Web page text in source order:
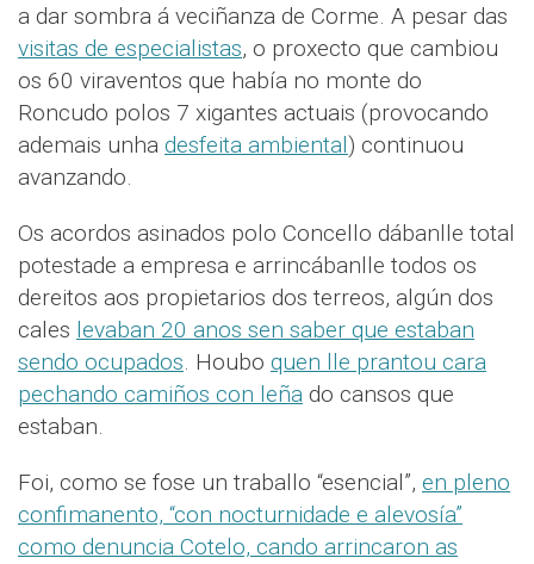
a dar sombra á veciñanza de Corme. A pesar das
visitas de especialistas, o proxecto que cambiou
os 60 viraventos que había no monte do
Roncudo polos 7 xigantes actuais (provocando
ademais unha desfeita ambiental) continuou
avanzando.
Os acordos asinados polo Concello dábanlle total
potestade a empresa e arrincábanlle todos os
dereitos aos propietarios dos terreos, algún dos
cales levaban 20 anos sen saber que estaban
sendo ocupados. Houbo quen lle prantou cara
pechando camiños con leña do cansos que
estaban.
Foi, como se fose un traballo “esencial”, en pleno
confimanento, “con nocturnidade e alevosía”
como denuncia Cotelo, cando arrincaron as